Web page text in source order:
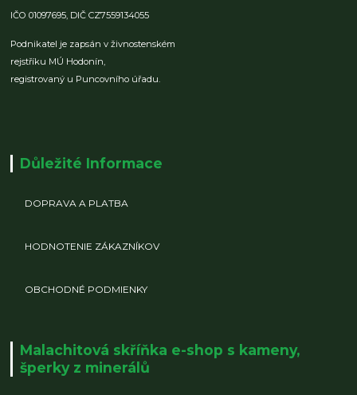
IČO 01097695, DIČ CZ7559134055
Podnikatel je zapsán v živnostenském
rejstříku MÚ Hodonín,
registrovaný u Puncovního úřadu.
Důležité Informace
DOPRAVA A PLATBA
HODNOTENIE ZÁKAZNÍKOV
OBCHODNÉ PODMIENKY
Malachitová skříňka e-shop s kameny,
šperky z minerálů